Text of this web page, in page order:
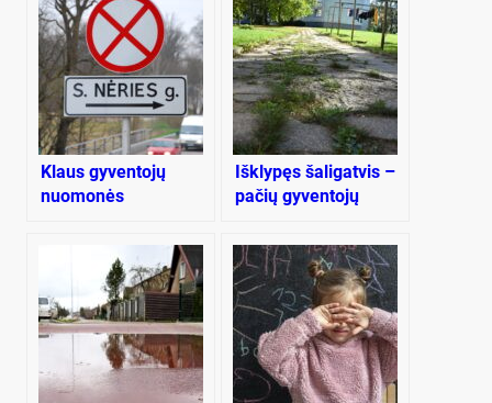
Klaus gyventojų
nuomonės
Išklypęs šaligatvis –
pačių gyventojų